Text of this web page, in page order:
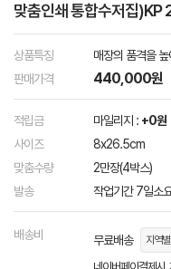
맞춤인쇄 통합수저집)KP
상품특징
매장의 품격을
판매가격
440,000원
적립금 마일리지 : +0원
사이즈
8x26.5cm
맞춤수량
2만장(4박스)
발송
작업기간 7일소
배송비 무료배송 지역